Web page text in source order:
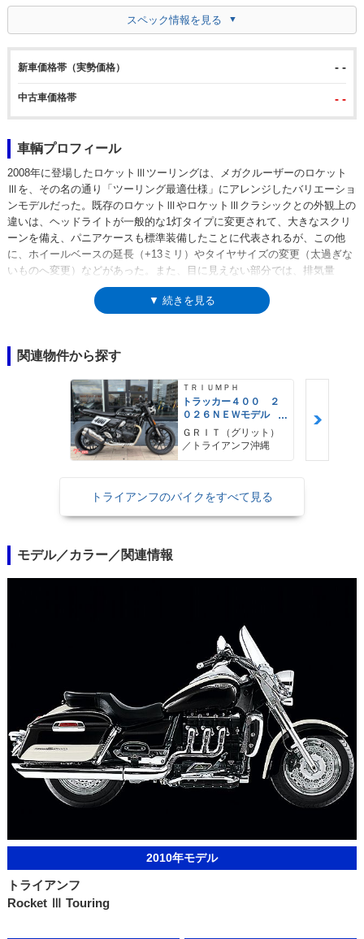
スペック情報を見る
新車価格帯（実勢価格） - -
中古車価格帯 - -
車輌プロフィール
2008年に登場したロケットⅢツーリングは、メガクルーザーのロケット
Ⅲを、その名の通り「ツーリング最適仕様」にアレンジしたバリエーショ
ンモデルだった。既存のロケットⅢやロケットⅢクラシックとの外観上の
違いは、ヘッドライトが一般的な1灯タイプに変更されて、大きなスクリ
ーンを備え、パニアケースも標準装備したことに代表されるが、この他
に、ホイールベースの延長（+13ミリ）やタイヤサイズの変更（太過ぎな
いものへ変更）などがあった。また、目に見えない部分では、排気量
2,294ccの3気筒縦置きエンジンの特性が、扱いやすさ重視のもとで見直さ
れ、最高出力は（142psから）108psになった。半面、最大トルクは増強
▼ 続きを見る
関連物件から探す
ＴＲＩＵＭＰＨ
トラッカー４００ ２
０２６ＮＥＷモデル
フラットトラック ト
ルクアシストクラッ
チ トラクションコン
ＧＲＩＴ（グリット）
／トライアンフ沖縄
トライアンフのバイクをすべて見る
モデル／カラー／関連情報
2010年モデル
トライアンフ
Rocket Ⅲ Touring